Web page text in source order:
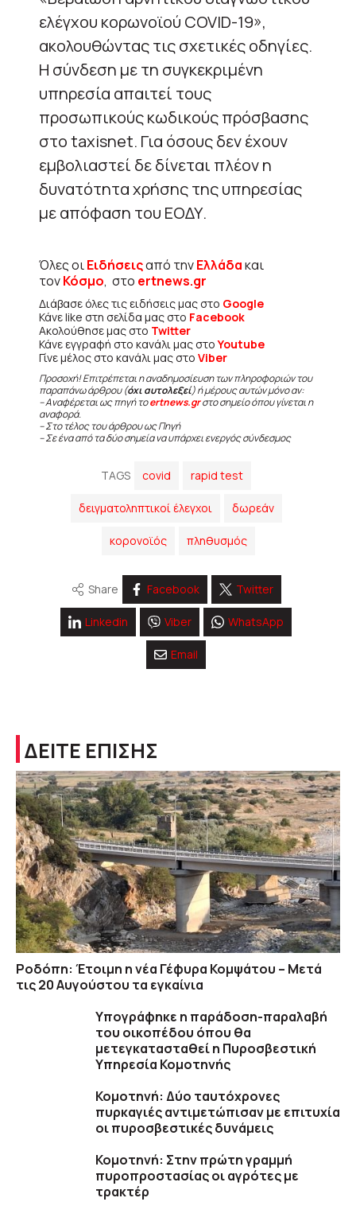
ελέγχου κορωνοϊού COVID-19»,
ακολουθώντας τις σχετικές οδηγίες.
Η σύνδεση με τη συγκεκριμένη
υπηρεσία απαιτεί τους
προσωπικούς κωδικούς πρόσβασης
στο taxisnet. Για όσους δεν έχουν
εμβολιαστεί δε δίνεται πλέον η
δυνατότητα χρήσης της υπηρεσίας
με απόφαση του ΕΟΔΥ.
Όλες οιΕιδήσειςαπό τηνΕλλάδακαι
τονΚόσμο, στο ertnews.gr
Διάβασε όλες τις ειδήσεις μας στο Google
Κάνε like στη σελίδα μας στο Facebook
Ακολούθησε μας στο Twitter
Κάνε εγγραφή στο κανάλι μας στοYoutube
Γίνε μέλος στο κανάλι μας στο Viber
Προσοχή! Επιτρέπεται η αναδημοσίευση των πληροφοριών του
παραπάνω άρθρου (όχι αυτολεξεί) ή μέρους αυτών μόνο αν:
– Αναφέρεται ως πηγή τοertnews.grστο σημείο όπου γίνεται η
αναφορά.
– Στο τέλος του άρθρου ως Πηγή
– Σε ένα από τα δύο σημεία να υπάρχει ενεργός σύνδεσμος
TAGS covid rapid test
δειγματοληπτικοί έλεγχοι δωρεάν
κορονοϊός πληθυσμός
Share Facebook Twitter
Linkedin Viber WhatsApp
Email
ΔΕΙΤΕ ΕΠΙΣΗΣ
Ροδόπη: Έτοιμη η νέα Γέφυρα Κομψάτου – Μετά
τις 20 Αυγούστου τα εγκαίνια
Υπογράφηκε η παράδοση-παραλαβή
του οικοπέδου όπου θα
μετεγκατασταθεί η Πυροσβεστική
Υπηρεσία Κομοτηνής
Κομοτηνή: Δύο ταυτόχρονες
πυρκαγιές αντιμετώπισαν με επιτυχία
οι πυροσβεστικές δυνάμεις
Κομοτηνή: Στην πρώτη γραμμή
πυροπροστασίας οι αγρότες με
τρακτέρ